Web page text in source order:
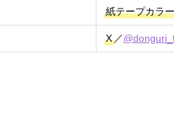
紙テープカラー
X／